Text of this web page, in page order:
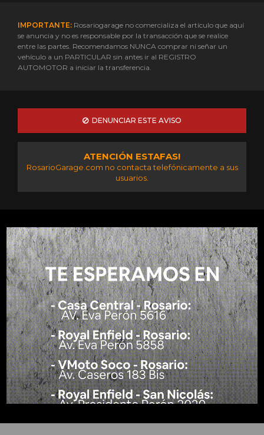
IMPORTANTE: Rosariogarage no comercializa el artículo que aquí
se anuncia y no es responsable por la transacción que se realice
entre las partes. Recomendamos NUNCA comprar ni señar un
vehículo a un PARTICULAR sin antes ir al REGISTRO
AUTOMOTOR a iniciar la transferencia.
DENUNCIAR ESTE AVISO
ATENCIÓN ESTAFAS!
RosarioGarage.com no contacta telefónicamente a sus
usuarios.